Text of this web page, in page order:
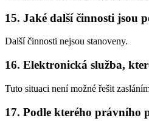
15. Jaké další činnosti jsou
Další činnosti nejsou stanoveny.
16. Elektronická služba,
Tuto situaci není možné řešit
17. Podle kterého právního